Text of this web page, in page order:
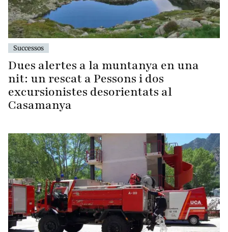
Successos
Dues alertes a la muntanya en una
nit: un rescat a Pessons i dos
excursionistes desorientats al
Casamanya